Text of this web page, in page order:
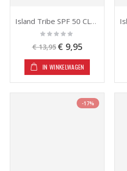
Island Tribe SPF 50 CLEAR GEL STICK
Rating:
0%
€ 13,95 Speciale
prijs
€ 9,95
IN WINKELWAGEN
-17%